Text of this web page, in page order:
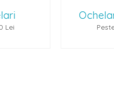
de soare 1
500,00 Lei